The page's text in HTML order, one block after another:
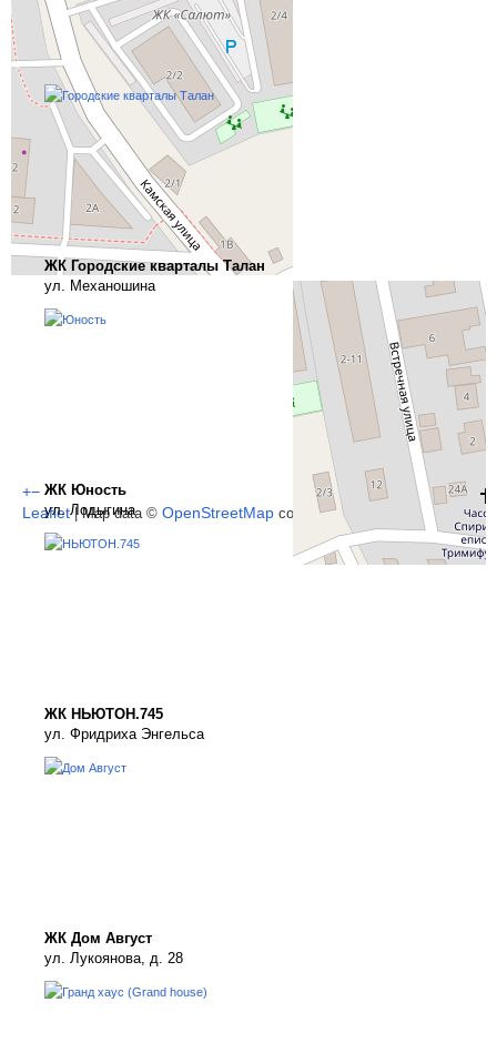
+−
Leaflet| Map data © OpenStreetMap contributors, CC-BY-SA
Похожие новостройки рядом
Все жилые комплексы Пермского края
ЖК Городские кварталы Талан
ул. Механошина
ЖК Юность
ул. Лодыгина
ЖК НЬЮТОН.745
ул. Фридриха Энгельса
ЖК Дом Август
ул. Лукоянова, д. 28